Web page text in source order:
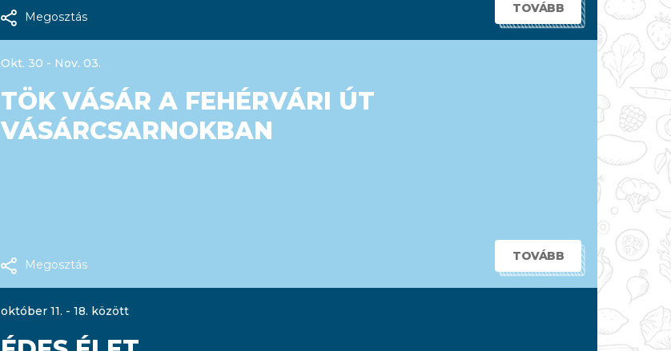
Megosztás
TOVÁBB
Okt. 30 - Nov. 03.
TÖK VÁSÁR A FEHÉRVÁRI ÚT
VÁSÁRCSARNOKBAN
Megosztás
TOVÁBB
október 11. - 18. között